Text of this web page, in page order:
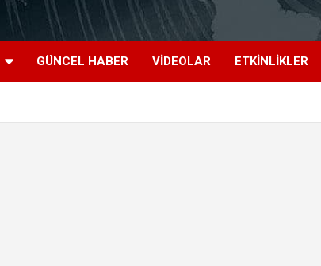
GÜNCEL HABER VIDEOLAR ETKINLIKLER